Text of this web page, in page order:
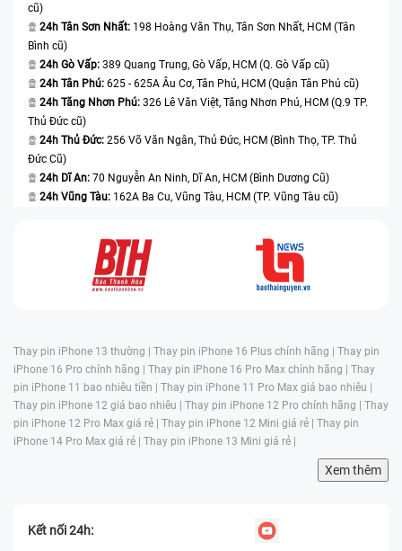
cũ)
24h Tân Sơn Nhất: 198 Hoàng Văn Thụ, Tân Sơn Nhất, HCM (Tân
Bình cũ)
24h Gò Vấp: 389 Quang Trung, Gò Vấp, HCM (Q. Gò Vấp cũ)
24h Tân Phú: 625 - 625A Âu Cơ, Tân Phú, HCM (Quận Tân Phú cũ)
24h Tăng Nhơn Phú: 326 Lê Văn Việt, Tăng Nhơn Phú, HCM (Q.9 TP.
Thủ Đức cũ)
24h Thủ Đức: 256 Võ Văn Ngân, Thủ Đức, HCM (Bình Thọ, TP. Thủ
Đức Cũ)
24h Dĩ An: 70 Nguyễn An Ninh, Dĩ An, HCM (Bình Dương Cũ)
24h Vũng Tàu: 162A Ba Cu, Vũng Tàu, HCM (TP. Vũng Tàu cũ)
Thay pin iPhone 13 thường | Thay pin iPhone 16 Plus chính hãng | Thay pin
iPhone 16 Pro chính hãng | Thay pin iPhone 16 Pro Max chính hãng | Thay
pin iPhone 11 bao nhiêu tiền | Thay pin iPhone 11 Pro Max giá bao nhiêu |
Thay pin iPhone 12 giá bao nhiêu | Thay pin iPhone 12 Pro chính hãng | Thay
pin iPhone 12 Pro Max giá rẻ | Thay pin iPhone 12 Mini giá rẻ | Thay pin
iPhone 14 Pro Max giá rẻ | Thay pin iPhone 13 Mini giá rẻ |
Xem thêm
Kết nối 24h: